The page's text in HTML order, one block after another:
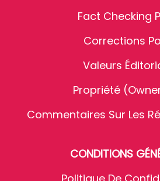
Fact Checking
Corrections
Valeurs
Propriété
Commentaires Sur Les
CONDITIONS